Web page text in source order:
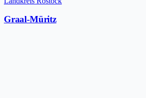
Graal-Müritz